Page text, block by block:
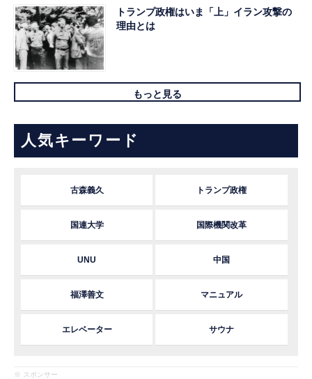
トランプ政権はいま「上」イラン攻撃の
理由とは
もっと見る
人気キーワード
古森義久 トランプ政権
国連大学 国際機関改革
UNU 中国
福澤善文 マニュアル
エレベーター サウナ
※ スポンサー